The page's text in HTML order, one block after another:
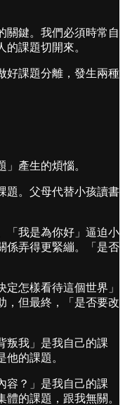
關鍵。我們必須時常自
課題切開來。
好課題分離，發生兩種
產生的煩惱。
題。父母代替小孩讀書
「我是為你好」逼迫小
係弄得更緊繃。「是否
怎樣看待這個世界」
，但最終，「是否要改
叛我」是我自己的課
的課題。
容？」是我自己的課
的課題，跟我無關。